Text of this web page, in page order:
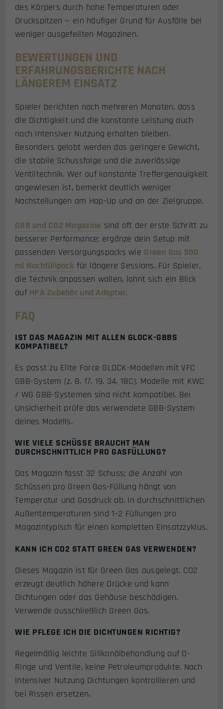
des Körpers durch hohe Temperaturen oder
Druckspitzen — ein häufiger Grund für Ausfälle bei
weniger ausgefeilten Magazinen.
BEWERTUNGEN UND
ERFAHRUNGSBERICHTE NACH
LÄNGEREM EINSATZ
Spieler berichten nach mehreren Monaten, dass
die Dichtigkeit und die konstante Leistung auch
nach intensiver Nutzung erhalten bleiben.
Besonders gelobt werden das geringere Gewicht,
die stabile Schussfolge und die zuverlässige
Ventiltechnik. Wer auf konstante Treffergenauigkeit
angewiesen ist, bemerkt deutlich weniger
Nachstellungen am Hop-Up und an der Zielgruppe.
GBB und CO2 Magazine sind oft der erste Schritt zu
besserer Performance; ergänze dein Setup mit
passenden Versorgungspacks wie Green Gas 500
ml Nachfüllpack für längere Sessions. Für Spieler,
die Technik anpassen wollen, lohnt sich ein Blick
auf HPA Zubehör und Adapter.
FAQ
IST DAS MAGAZIN MIT ALLEN GLOCK-GBBS
KOMPATIBEL?
Es passt zu Elite Force GLOCK-Modellen mit VFC
GBB-System (z. B. 17, 19, 34, 18C). Modelle mit KWC
/ WG GBB-Systemen sind nicht kompatibel. Bei
Unsicherheit prüfe das verwendete GBB-System
deines Modells.
WIE VIELE SCHÜSSE BRAUCHT MAN
DURCHSCHNITTLICH PRO GASFÜLLUNG?
Das Magazin fasst 32 Schuss; die Anzahl von
Schüssen pro Green Gas-Füllung hängt von
Temperatur und Gasdruck ab. In durchschnittlichen
Außentemperaturen sind 1–2 Füllungen pro
Magazintypisch für einen kompletten Einsatzzyklus.
KANN ICH CO2 STATT GREEN GAS VERWENDEN?
Dieses Magazin ist für Green Gas ausgelegt. CO2
erzeugt deutlich höhere Drücke und kann
Dichtungen oder das Gehäuse beschädigen.
Verwende ausschließlich Green Gas.
WIE PFLEGE ICH DIE DICHTUNGEN RICHTIG?
Regelmäßig leichte Silikonölbehandlung auf O-
Ringe und Ventile, keine Petroleumprodukte. Nach
intensiver Nutzung Dichtungen kontrollieren und
bei Rissen ersetzen.